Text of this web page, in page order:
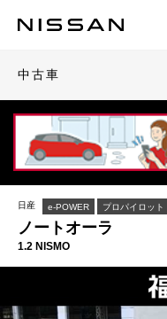
中古車
日産 e-POWER プロパイロット
ノートオーラ
1.2 NISMO